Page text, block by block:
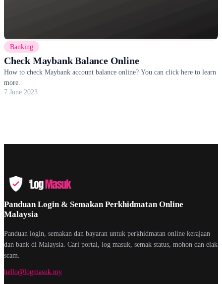
Banking
Check Maybank Balance Online
How to check Maybank account balance online? You can click here to learn
more.
7 June 2023
Panduan Login & Semakan Perkhidmatan Online
Malaysia
Panduan login, semakan dan bayaran untuk perkhidmatan online kerajaan
dan bank di Malaysia. Cari portal, log masuk, semak status, mohon dan elak
scam.
hello@logmasuk.my